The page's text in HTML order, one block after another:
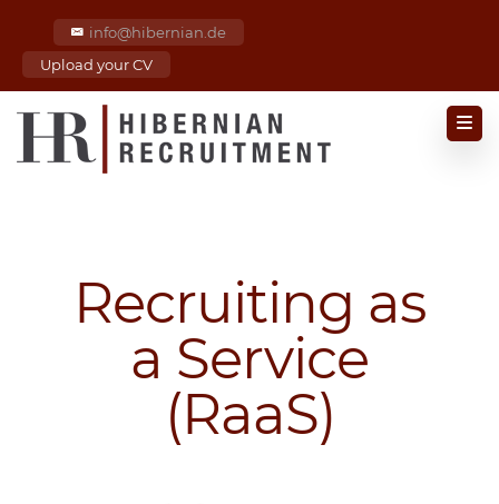
info@hibernian.de
Upload your CV
Recruiting as
a Service
(RaaS)